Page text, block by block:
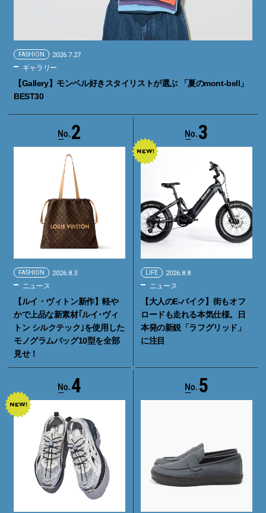
FASHION 2026.7.27
ギャラリー
【Gallery】モンベル好きスタイリストが選ぶ 「夏のmont-bell」
BEST30
2
FASHION 2026.8.3
ニュース
【ルイ・ヴィトン新作】軽や
かで上品な新素材｢ルイ･ヴィ
トン シルクテック｣を使用した
モノグラムバッグ10型を全部
見せ！
3
LIFE 2026.8.8
ニュース
【大人のE-バイク】街もオフ
ロードも走れる本気仕様。日
本発の新鋭「ラフグリッド」
に注目
4 5